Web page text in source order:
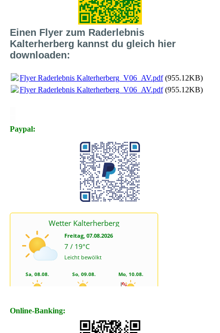
Einen Flyer zum Raderlebnis
Kalterherberg kannst du gleich hier
downloaden:
Flyer Raderlebnis Kalterherberg_V06_AV.pdf(955.12KB)
Flyer Raderlebnis Kalterherberg_V06_AV.pdf(955.12KB)
Paypal:
Online-Banking: